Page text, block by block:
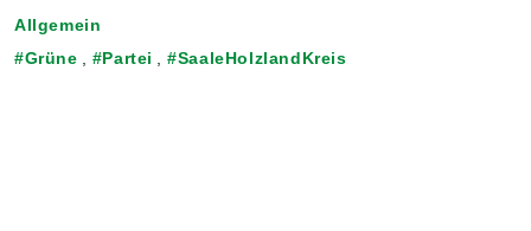
Allgemein
Grüne
Partei , SaaleHolzlandKreis